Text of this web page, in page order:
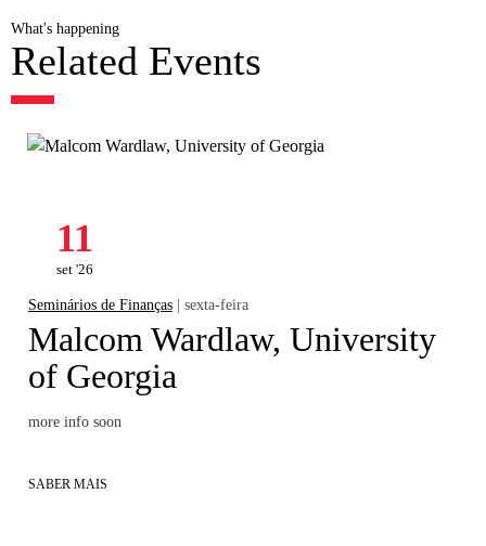
What's happening
Related Events
11
set '26
Seminários de Finanças | sexta-feira
Malcom Wardlaw, University
of Georgia
more info soon
SABER MAIS